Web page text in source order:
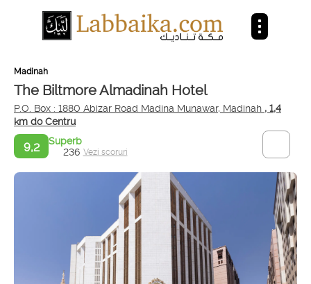
Madinah
The Biltmore Almadinah Hotel
P.O. Box : 1880 Abizar Road Madina Munawar, Madinah , 1,4
km do Centru
9,2
Superb
236 Vezi scoruri